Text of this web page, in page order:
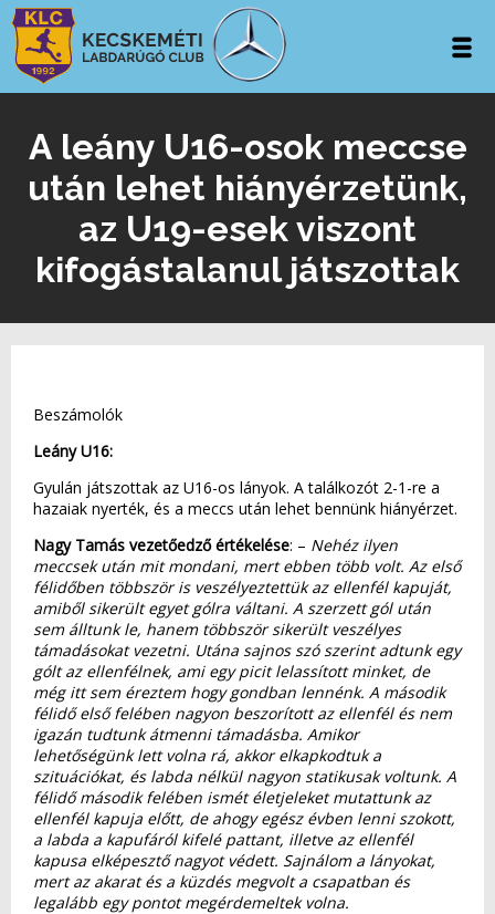
A leány U16-osok meccse
után lehet hiányérzetünk,
az U19-esek viszont
kifogástalanul játszottak
Beszámolók
Leány U16:
Gyulán játszottak az U16-os lányok. A találkozót 2-1-re a
hazaiak nyerték, és a meccs után lehet bennünk hiányérzet.
Nagy Tamás vezetőedző értékelése: – Nehéz ilyen
meccsek után mit mondani, mert ebben több volt. Az első
félidőben többször is veszélyeztettük az ellenfél kapuját,
amiből sikerült egyet gólra váltani. A szerzett gól után
sem álltunk le, hanem többször sikerült veszélyes
támadásokat vezetni. Utána sajnos szó szerint adtunk egy
gólt az ellenfélnek, ami egy picit lelassított minket, de
még itt sem éreztem hogy gondban lennénk. A második
félidő első felében nagyon beszorított az ellenfél és nem
igazán tudtunk átmenni támadásba. Amikor
lehetőségünk lett volna rá, akkor elkapkodtuk a
szituációkat, és labda nélkül nagyon statikusak voltunk. A
félidő második felében ismét életjeleket mutattunk az
ellenfél kapuja előtt, de ahogy egész évben lenni szokott,
a labda a kapufáról kifelé pattant, illetve az ellenfél
kapusa elképesztő nagyot védett. Sajnálom a lányokat,
mert az akarat és a küzdés megvolt a csapatban és
legalább egy pontot megérdemeltek volna.